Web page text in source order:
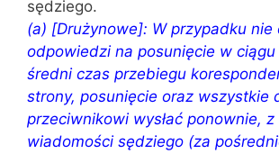
sędziego.
(a) [Drużynowe]: W przypadku nie
odpowiedzi na posunięcie w
średni czas przebiegu
strony, posunięcie oraz wszystkie
przeciwnikowi wysłać ponownie,
wiadomości sędziego (za